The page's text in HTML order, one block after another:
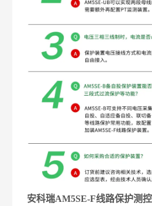
安科瑞AM5SE-F线路保护测